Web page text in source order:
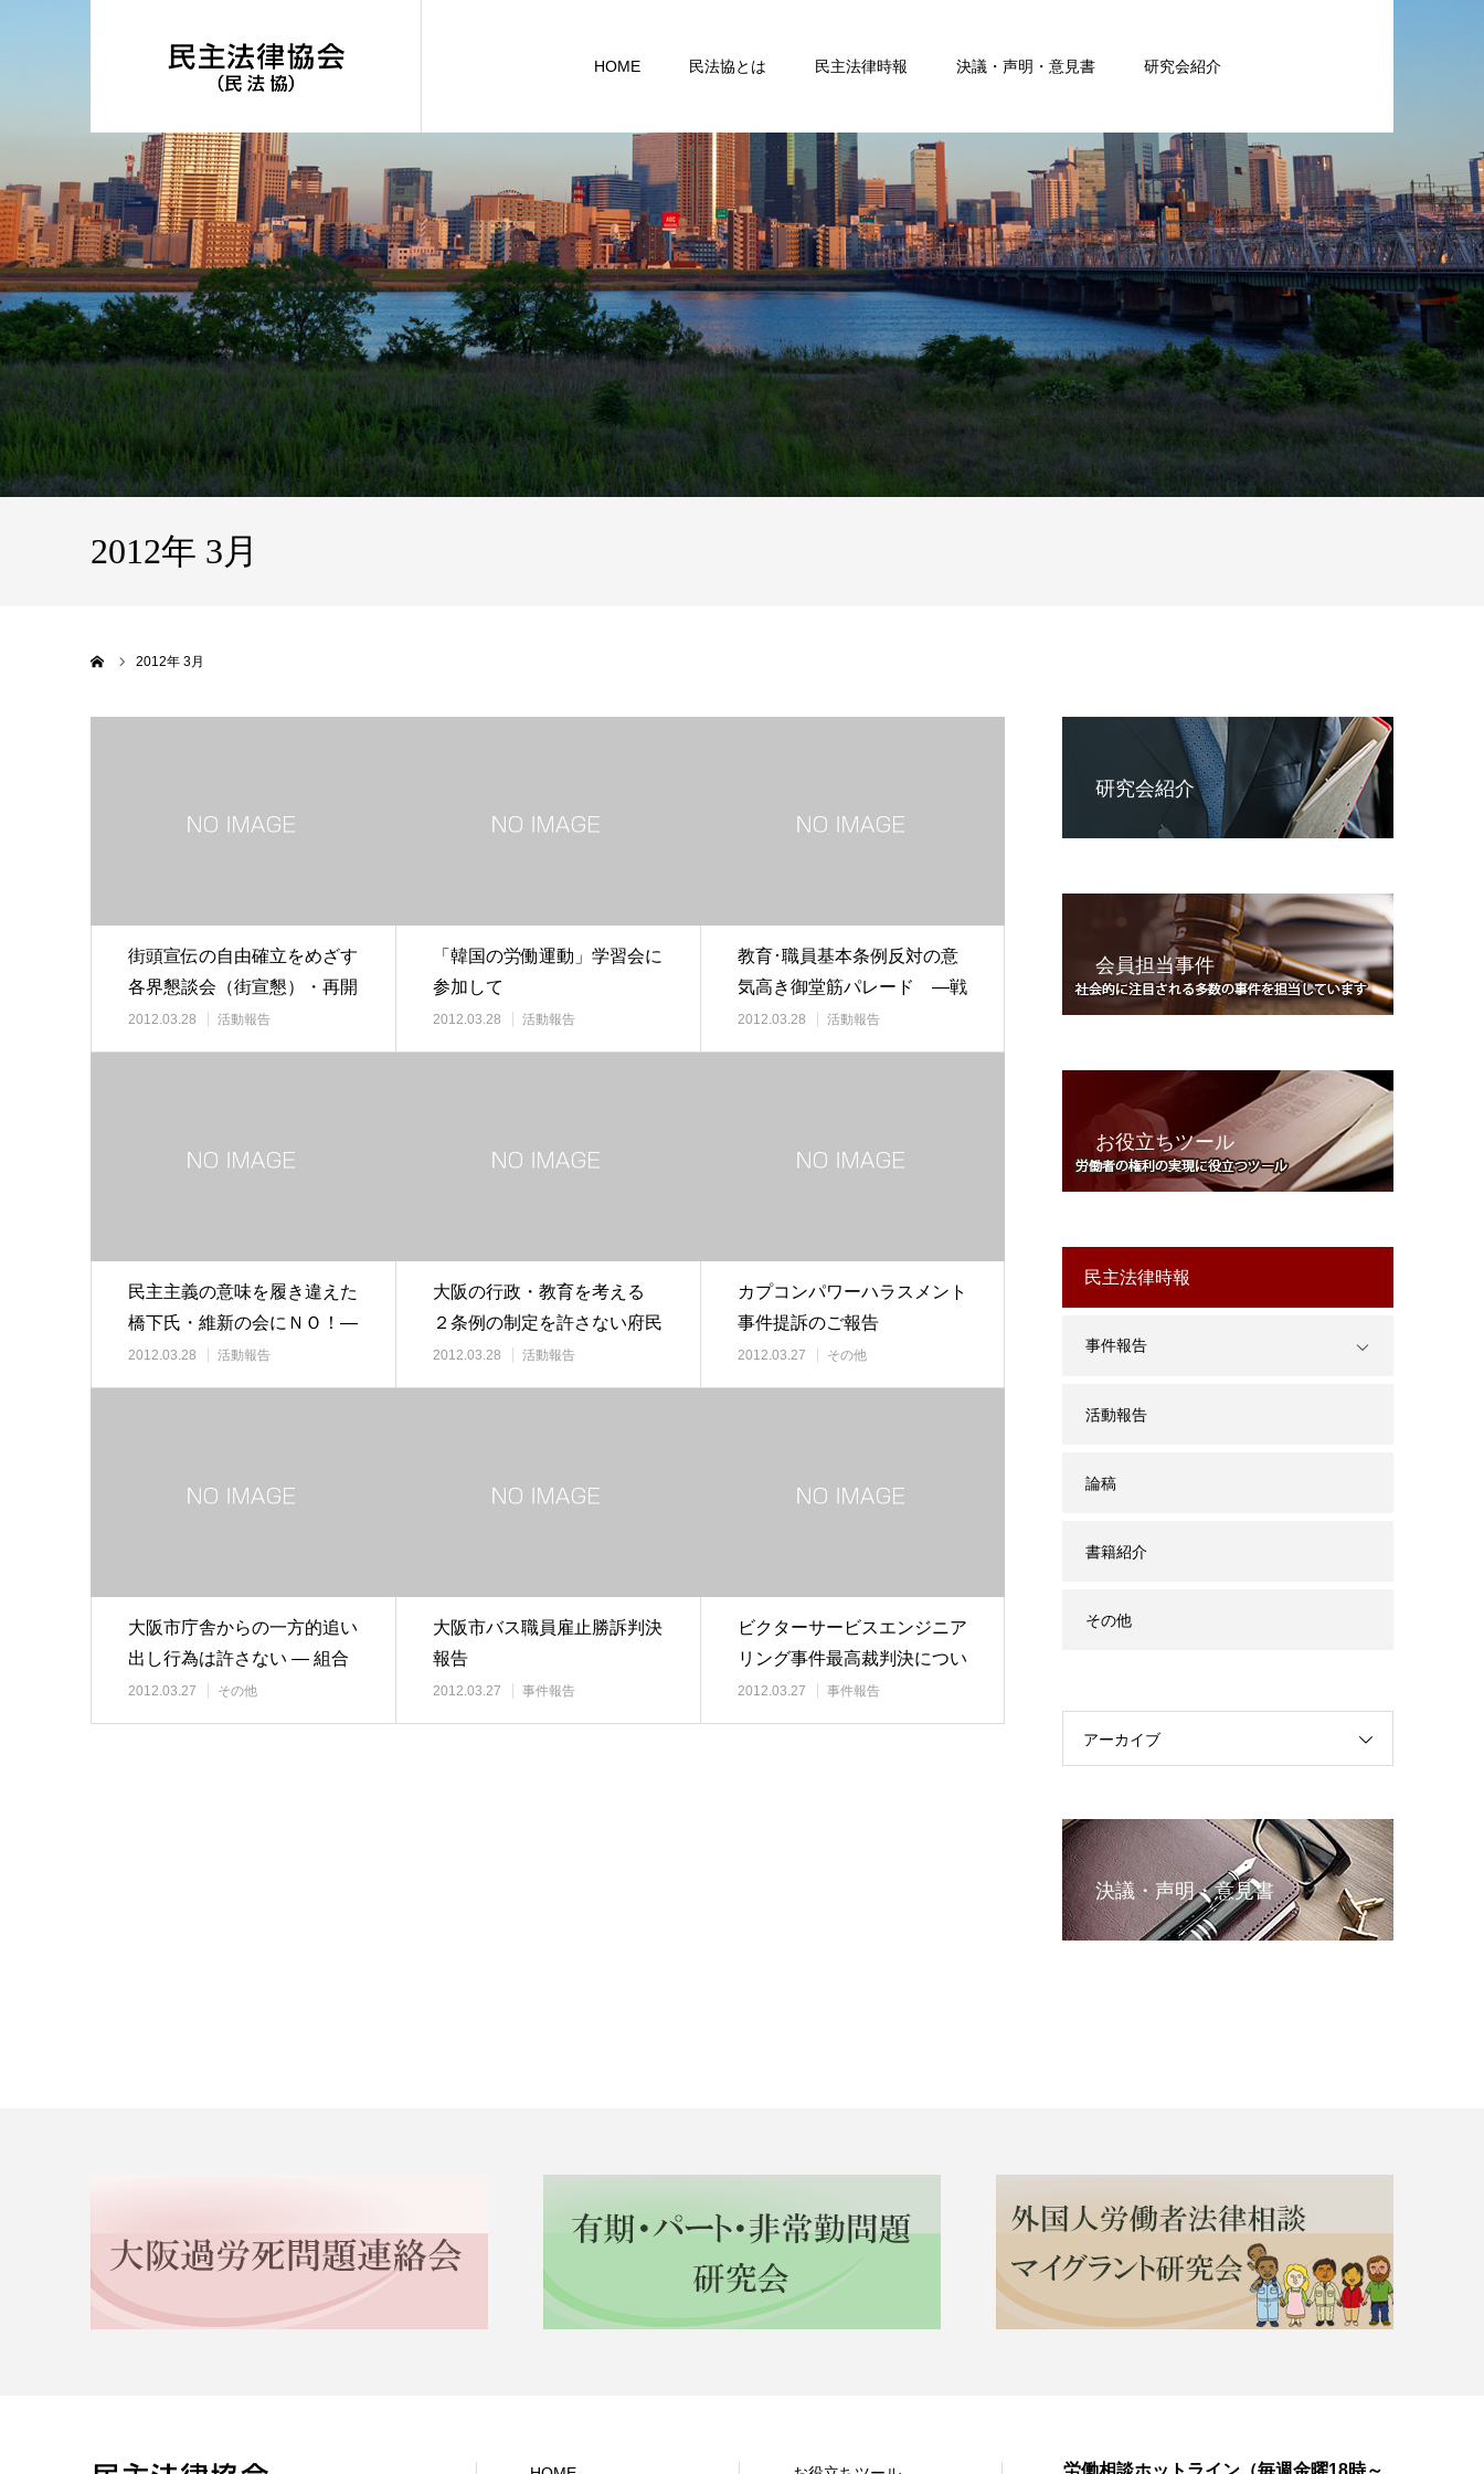
HOME 民法協とは 民主法律時報 決議・声明・意見書 研究会紹介
2012年 3月
2012年 3月
街頭宣伝の自由確立をめざす
各界懇談会（街宣懇）・再開
の報告
2012.03.28 活動報告
「韓国の労働運動」学習会に
参加して
2012.03.28 活動報告
教育･職員基本条例反対の意
気高き御堂筋パレード ―戦
前の教育に対する…
2012.03.28 活動報告
民主主義の意味を履き違えた
橋下氏・維新の会にＮＯ！―
大阪法律家８団体…
2012.03.28 活動報告
大阪の行政・教育を考える
２条例の制定を許さない府民
集会に参加して
2012.03.28 活動報告
カプコンパワーハラスメント
事件提訴のご報告
2012.03.27 その他
大阪市庁舎からの一方的追い
出し行為は許さない ― 組合
事務所使用不許…
2012.03.27 その他
大阪市バス職員雇止勝訴判決
報告
2012.03.27 事件報告
ビクターサービスエンジニア
リング事件最高裁判決につい
て
2012.03.27 事件報告
研究会紹介
会員担当事件
お役立ちツール
民主法律時報
事件報告
活動報告
論稿
書籍紹介
その他
アーカイブ
決議・声明・意見書
労働相談ホットライン（毎週金曜18時～